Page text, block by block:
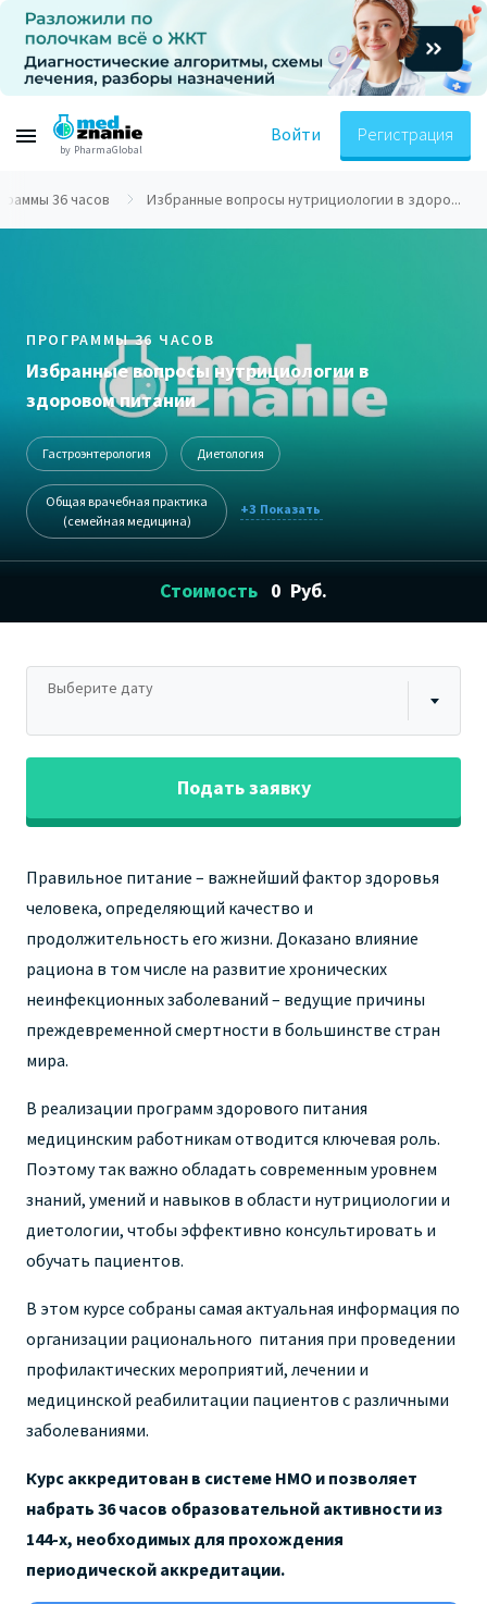
by PharmaGlobal
Войти Регистрация
36 часов Избранные вопросы нутрициологии в здоро...
ПРОГРАММЫ 36 ЧАСОВ
Избранные вопросы нутрициологии в
здоровом питании
Гастроэнтерология Диетология
Общая врачебная практика
(семейная медицина)
+3
Стоимость 0 Руб.
Выберите дату
Подать заявку
Правильное питание – важнейший фактор здоровья
человека, определяющий качество и
продолжительность его жизни. Доказано влияние
рациона в том числе на развитие хронических
неинфекционных заболеваний – ведущие причины
преждевременной смертности в большинстве стран
мира.
В реализации программ здорового питания
медицинским работникам отводится ключевая роль.
Поэтому так важно обладать современным уровнем
знаний, умений и навыков в области нутрициологии и
диетологии, чтобы эффективно консультировать и
обучать пациентов.
В этом курсе собраны самая актуальная информация по
организации рационального питания при проведении
профилактических мероприятий, лечении и
медицинской реабилитации пациентов с различными
заболеваниями.
Курс аккредитован в системе НМО и позволяет
набрать 36 часов образовательной активности из
144-х, необходимых для прохождения
периодической аккредитации.